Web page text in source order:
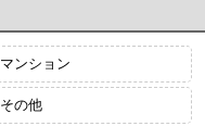
マンション
その他